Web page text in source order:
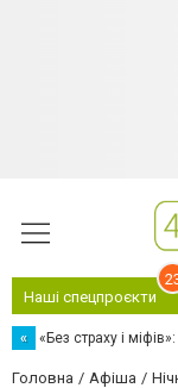
Наші спецпроєкти
« «Без страху і
Головна Афіша